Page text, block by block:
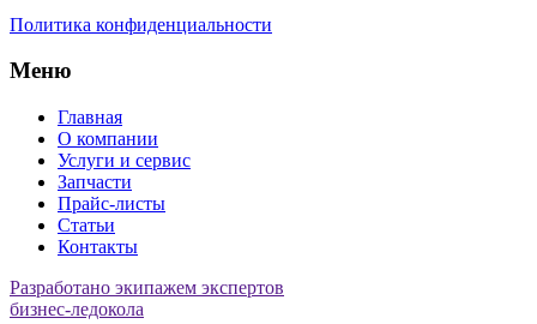
Политика конфиденциальности
Меню
Главная
О компании
Услуги и сервис
Запчасти
Прайс-листы
Статьи
Контакты
Разработано экипажем экспертов
бизнес-ледокола